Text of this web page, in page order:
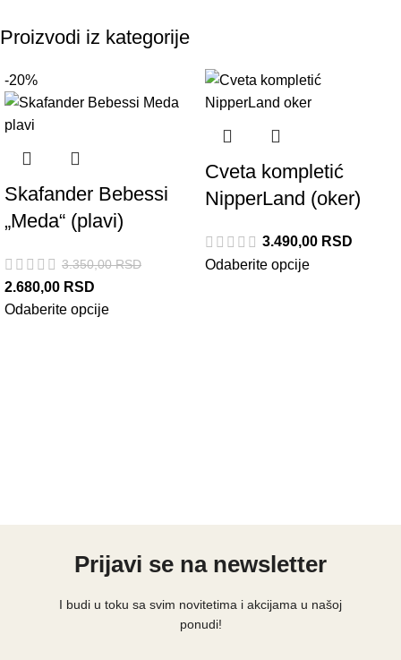
Proizvodi iz kategorije
-20%
Skafander Bebessi
„Meda“ (plavi)
3.350,00RSD
2.680,00 RSD
Odaberite opcije
Cveta kompletić
NipperLand (oker)
3.490,00 RSD
Odaberite opcije
Prijavi se na newsletter
I budi u toku sa svim novitetima i akcijama u našoj
ponudi!